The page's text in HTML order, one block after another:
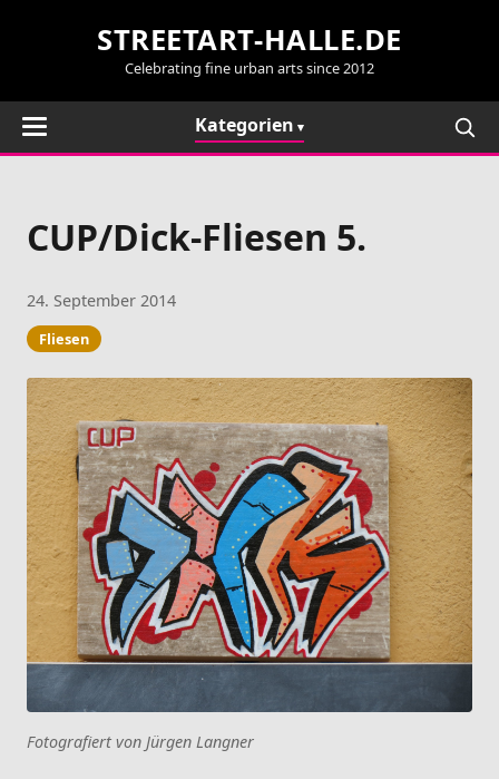
STREETART-HALLE.DE
Celebrating fine urban arts since 2012
Kategorien
CUP/Dick-Fliesen 5.
24. September 2014
Fliesen
Fotografiert von Jürgen Langner